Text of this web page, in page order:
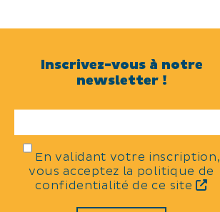
Inscrivez-vous à notre
newsletter !
En validant votre inscription,
vous acceptez la politique de
confidentialité de ce site